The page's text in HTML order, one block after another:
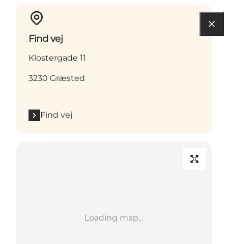
Find vej
Klostergade 11
3230 Græsted
Find vej
Loading map...